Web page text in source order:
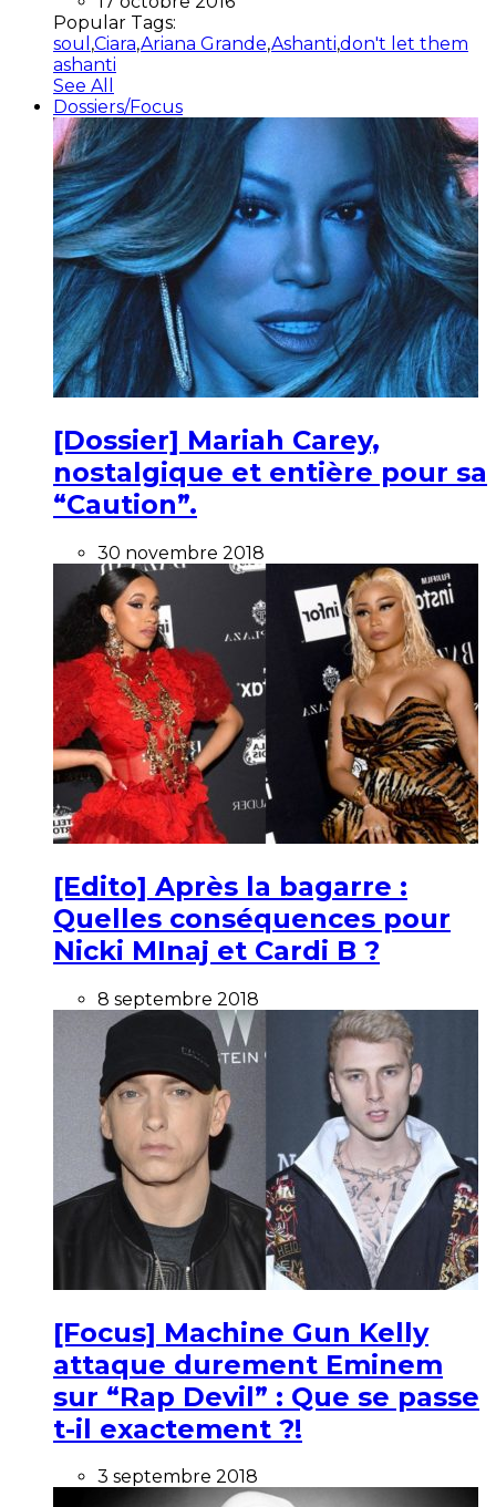
Popular Tags:
soul ,Ciara,Ariana Grande,Ashanti,don't let them
ashanti
See All
Dossiers/Focus
[Dossier] Mariah Carey,
nostalgique et entière pour sa
“Caution”.
30 novembre 2018
[Edito] Après la bagarre :
Quelles conséquences pour
Nicki MInaj et Cardi B ?
8 septembre 2018
[Focus] Machine Gun Kelly
attaque durement Eminem
sur “Rap Devil” : Que se passe
t-il exactement ?!
3 septembre 2018